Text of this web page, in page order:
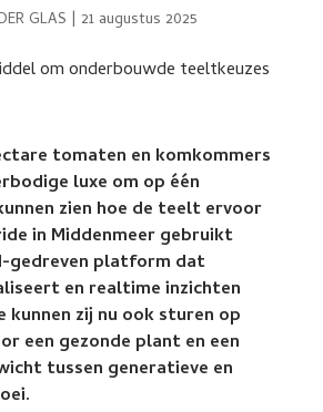
GLAS | 21 augustus 2025
tomaten en komkommers
luxe om op één
zien hoe de teelt ervoor
in Middenmeer gebruikt
gedreven platform dat
en realtime inzichten
kunnen zij nu ook sturen op
een gezonde plant en een
tussen generatieve en